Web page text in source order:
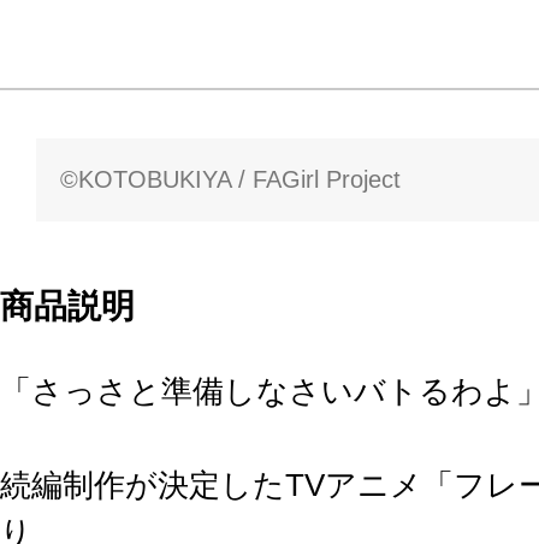
©KOTOBUKIYA / FAGirl Project
商品説明
「さっさと準備しなさいバトるわよ
続編制作が決定したTVアニメ「フレ
り